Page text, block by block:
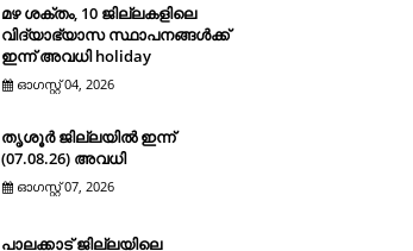
മഴ ശക്തം, 10 ജില്ലകളിലെ
വിദ്യാഭ്യാസ സ്ഥാപനങ്ങൾക്ക്
ഇന്ന് അവധി holiday
ഓഗസ്റ്റ് 04, 2026
തൃശൂർ ജില്ലയിൽ ഇന്ന്
(07.08.26) അവധി
ഓഗസ്റ്റ് 07, 2026
പാലക്കാട് ജില്ലയിലെ